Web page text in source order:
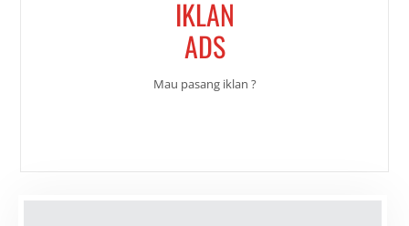
IKLAN
ADS
Mau pasang iklan ?